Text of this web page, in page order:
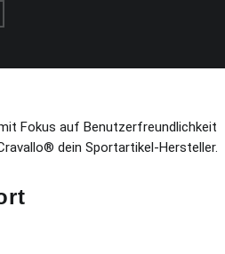
Fokus auf Benutzerfreundlichkeit
dein Sportartikel-Hersteller.